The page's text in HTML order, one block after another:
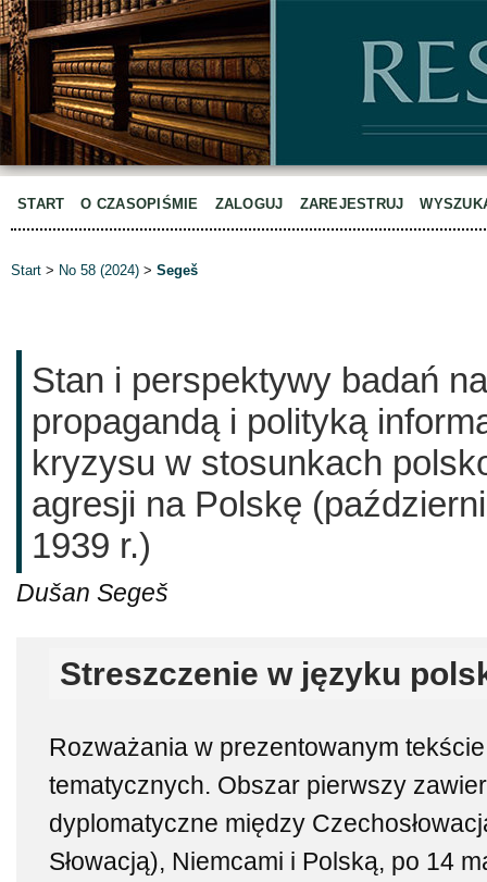
START O CZASOPIŚMIE ZALOGUJ ZAREJESTRUJ
Start > No 58 (2024) > Segeš
Stan i perspektywy badań
propagandą i polityką
kryzysu w stosunkach
agresji na Polskę
1939 r.)
Dušan Segeš
Streszczenie w języku
Rozważania w prezentowanym
tematycznych. Obszar pierwszy
dyplomatyczne między
Słowacją), Niemcami i Polską, po 14